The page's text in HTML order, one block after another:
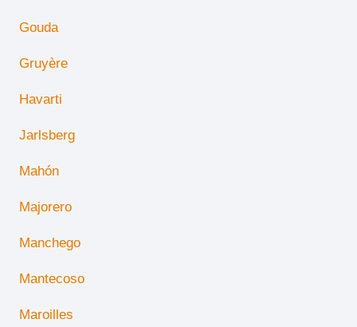
Gouda
Gruyère
Havarti
Jarlsberg
Mahón
Majorero
Manchego
Mantecoso
Maroilles